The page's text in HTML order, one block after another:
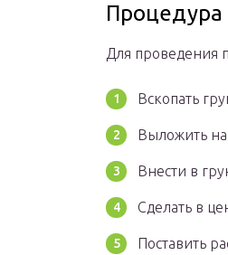
Процедура
Для проведения
Вскопать
Выложить
Внести в
Сделать в
Поставить